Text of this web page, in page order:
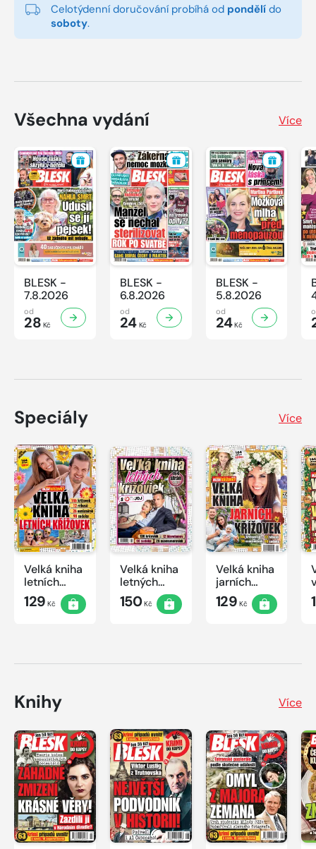
Celotýdenní doručování probíhá od pondělí do
soboty.
Všechna vydání Více
BLESK -
7.8.2026
od
28 Kč
BLESK -
6.8.2026
od
24Kč
BLESK -
5.8.2026
od
24Kč
Speciály Více
Velká kniha
letních
křížovek
2026
129 Kč
Velká kniha
letných
krížoviek s
TV JOJ
150Kč
Velká kniha
jarních
křížovek
2026
129 Kč
Knihy Více